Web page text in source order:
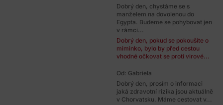
Dobrý den, chystáme se s
manželem na dovolenou do
Egypta. Budeme se pohybovat jen
v rámci...
Dobrý den, pokud se pokoušíte o
miminko, bylo by před cestou
vhodné očkovat se proti virové...
Od: Gabriela
Dobrý den, prosím o informaci
jaká zdravotní rizika jsou aktuálně
v Chorvatsku. Máme cestovat v...